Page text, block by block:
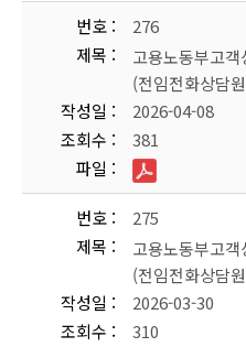
번호
276
제목
고용노동부고
(전임전화상담
작성일
2026-04-08
조회수
381
파일
번호
275
제목
고용노동부고
(전임전화상담
작성일
2026-03-30
조회수
310